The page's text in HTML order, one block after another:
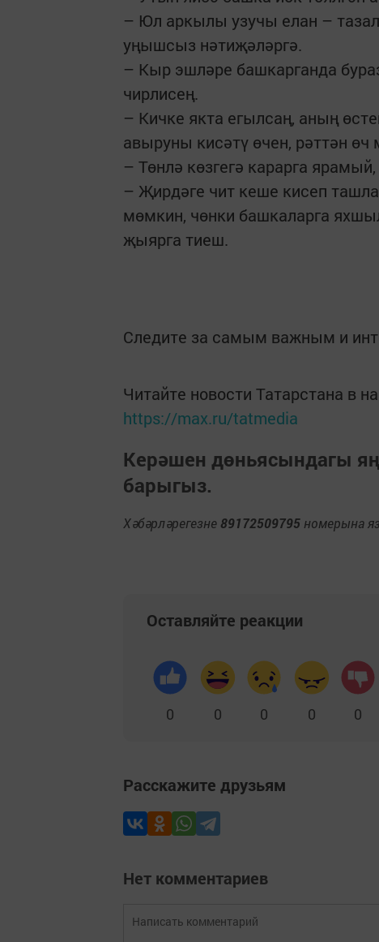
– Юл аркылы узучы елан –
уңышсыз нәтиҗәләргә.
– Кыр эшләре башкарганда
чирлисең.
– Кичке якта егылсаң, аның
авыруны кисәтү өчен, рәттән өч
– Төнлә көзгегә карарга
– Җирдәге чит кеше кисеп
мөмкин, чөнки башкаларга
җыярга тиеш.
Следите за самым важным и
Читайте новости Татарстана в
https://max.ru/tatmedia
Керәшен дөньясындагы
барыгыз.
Хәбәрләрегезне 89172509795 номерына
Оставляйте реакции
0 0 0 0 0
Расскажите друзьям
Нет комментариев